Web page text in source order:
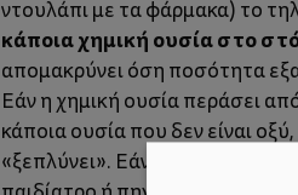
ντουλάπι με τα φάρμακα) το
κάποια χημική ουσία στο
απομακρύνει όση ποσότητα
Εάν η χημική ουσία περάσει
κάποια ουσία που δεν είναι
«ξεπλύνει». Εάν όμως